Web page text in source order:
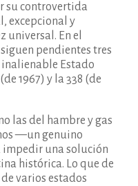
su controvertida
excepcional y
universal. En el
pendientes tres
Estado
1967) y la 338 (de
las del hambre y gas
—un genuino
impedir una solución
histórica. Lo que de
varios estados